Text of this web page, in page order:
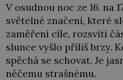
V osudnou noc ze 16. na
světelné značení, které
zaměření cíle, rozsvítí
slunce vyšlo příliš brzy.
spěchá se schovat. Je
něčemu strašnému.